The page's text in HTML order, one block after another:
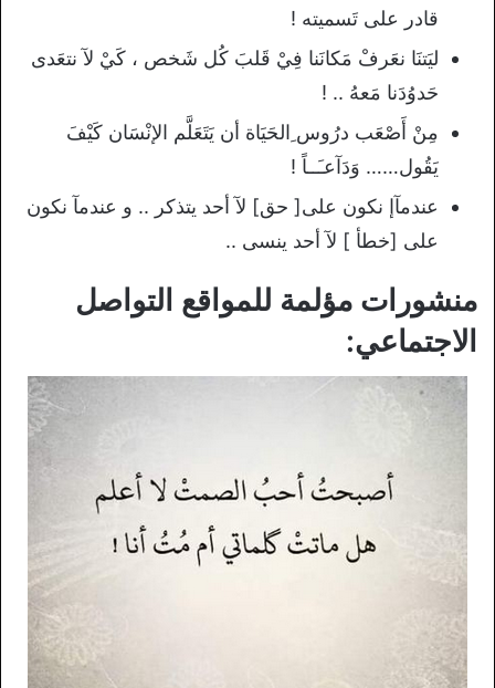
قادر على تَسميته !
ليَتنَا نعَرفْ مَكانَنا فِيْ قَلبَ كُل شَخص ، كَيْ لآ نتعَدى
حَدوُدَنا مَعهُ .. !
مِنْ أَصْعَب درُوس ِالحَيَاة أن يَتَعَلَّم الإنْسَان كَيْفَ
يَقُول…… وَدَآعـَــاً !
عندمآإ نكون على[ حق] لآ أحد يتذكر .. و عندمآ نكون
على [خطأ ] لآ أحد ينسى ..
منشورات مؤلمة للمواقع التواصل
الاجتماعي: